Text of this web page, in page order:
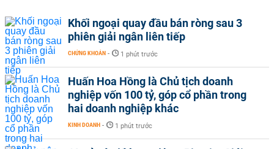
Khối ngoại quay đầu bán ròng sau 3
phiên giải ngân liên tiếp
CHỨNG KHOÁN - 1 phút trước
Huấn Hoa Hồng là Chủ tịch doanh
nghiệp vốn 100 tỷ, góp cổ phần trong
hai doanh nghiệp khác
KINH DOANH - 1 phút trước